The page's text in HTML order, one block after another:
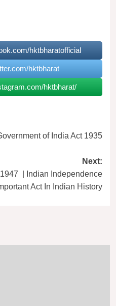
hktbharatofficial
hktbharat
hktbharat/
of India Act 1935
Next:
1947 | Indian Independence
Act In Indian History